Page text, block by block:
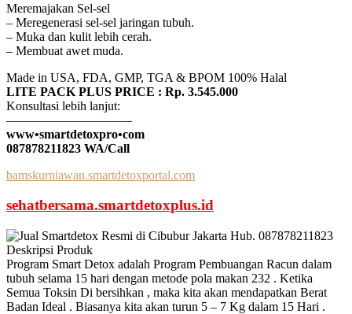
Meremajakan Sel-sel
– Meregenerasi sel-sel jaringan tubuh.
– Muka dan kulit lebih cerah.
– Membuat awet muda.
Made in USA, FDA, GMP, TGA & BPOM 100% Halal
LITE PACK PLUS PRICE : Rp. 3.545.000
Konsultasi lebih lanjut:
——————————
www•smartdetoxpro•com
087878211823 WA/Call
bamskurniawan.smartdetoxportal.com
sehatbersama.smartdetoxplus.id
Deskripsi Produk
Program Smart Detox adalah Program Pembuangan Racun dalam
tubuh selama 15 hari dengan metode pola makan 232 . Ketika
Semua Toksin Di bersihkan , maka kita akan mendapatkan Berat
Badan Ideal . Biasanya kita akan turun 5 – 7 Kg dalam 15 Hari .